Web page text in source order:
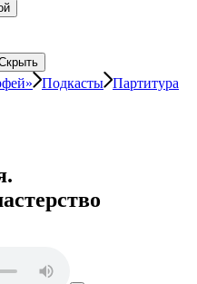
Подкасты Партитура